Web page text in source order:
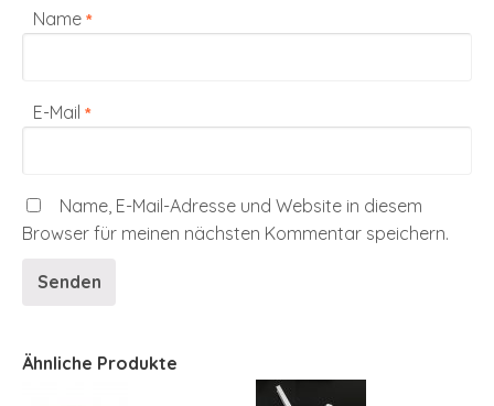
Name *
E-Mail *
Name, E-Mail-Adresse und Website in diesem
Browser für meinen nächsten Kommentar speichern.
Ähnliche Produkte